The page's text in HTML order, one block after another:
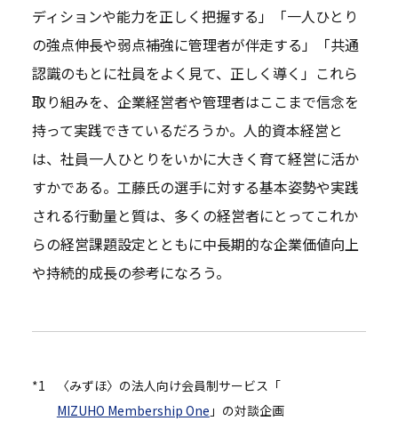
ディションや能力を正しく把握する」「一人ひとり
の強点伸長や弱点補強に管理者が伴走する」「共通
認識のもとに社員をよく見て、正しく導く」これら
取り組みを、企業経営者や管理者はここまで信念を
持って実践できているだろうか。人的資本経営と
は、社員一人ひとりをいかに大きく育て経営に活か
すかである。工藤氏の選手に対する基本姿勢や実践
される行動量と質は、多くの経営者にとってこれか
らの経営課題設定とともに中長期的な企業価値向上
や持続的成長の参考になろう。
*1
〈みずほ〉の法人向け会員制サービス「
MIZUHO Membership One 」の対談企画